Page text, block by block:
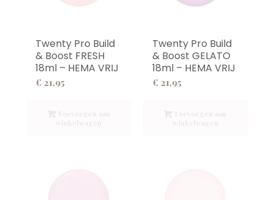
Twenty Pro Build
& Boost FRESH
18ml – HEMA VRIJ
€ 21,95
Twenty Pro Build
& Boost GELATO
18ml – HEMA VRIJ
€ 21,95